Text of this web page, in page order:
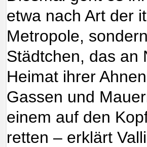
etwa nach Art der
Metropole,
Städtchen, das an
Heimat ihrer
Gassen und
einem auf den
retten – erklärt